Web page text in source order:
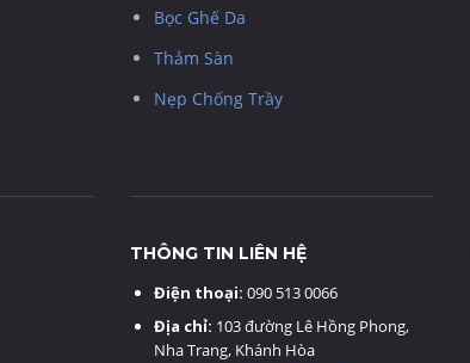
Bọc Ghế Da
Thảm Sàn
Nẹp Chống Trầy
THÔNG TIN LIÊN HỆ
Điện thoại: 090 513 0066
Địa chỉ: 103 đường Lê Hồng Phong,
Nha Trang, Khánh Hòa